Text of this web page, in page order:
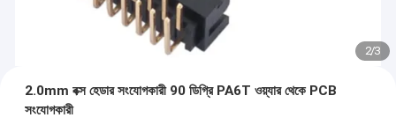
2/3
2.0mm বক্স হেডার সংযোগকারী 90 ডিগ্রি PA6T ওয়্যার থেকে PCB
সংযোগকারী